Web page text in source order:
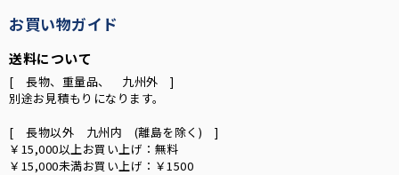
お買い物ガイド
送料について
[ 長物、重量品、 九州外 ]
別途お見積もりになります。
[ 長物以外 九州内 (離島を除く) ]
￥15,000以上お買い上げ：無料
￥15,000未満お買い上げ：￥1500